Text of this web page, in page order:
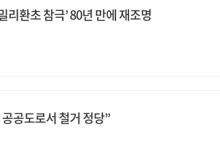
리환초 참극’ 80년 만에 재조명
공도로서 철거 정당”